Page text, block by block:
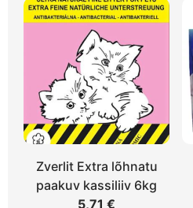
Zverlit Extra lõhnatu
paakuv kassiliiv 6kg
5,71€